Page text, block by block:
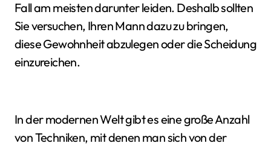
Fall am meisten darunter leiden. Deshalb sollten
Sie versuchen, Ihren Mann dazu zu bringen,
diese Gewohnheit abzulegen oder die Scheidung
einzureichen.
In der modernen Welt gibt es eine große Anzahl
von Techniken, mit denen man sich von der